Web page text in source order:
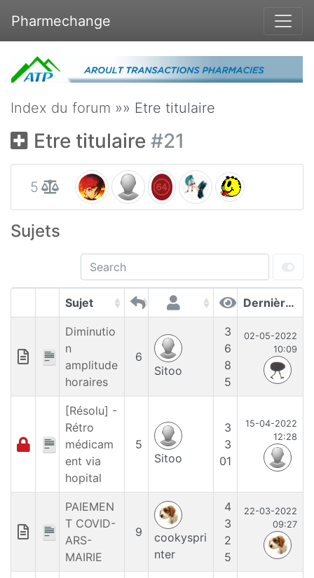
Pharmechange
Index du forum »» Etre titulaire
Etre titulaire #21
5
Sujets
Sujet Dernières contributions
Diminutio
n
amplitude
horaires
6
Sitoo
3
6
8
5
02-05-2022
10:09
[Résolu] -
Rétro
médicam
ent via
hopital
5
Sitoo
3
3
01
15-04-2022
12:28
PAIEMEN
T COVID-
ARS-
MAIRIE
9
cookyspri
nter
4
3
2
5
22-03-2022
09:27